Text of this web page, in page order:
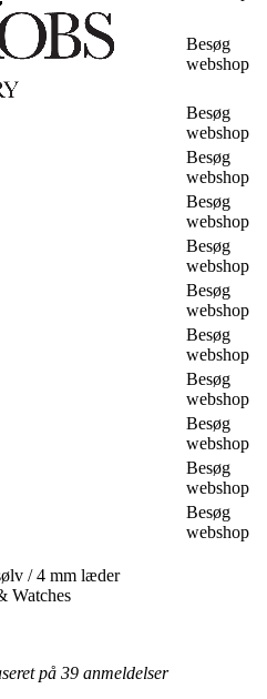
Besøg
webshop
Besøg
webshop
Besøg
webshop
Besøg
webshop
Besøg
webshop
Besøg
webshop
Besøg
webshop
Besøg
webshop
Besøg
webshop
Besøg
webshop
Besøg
webshop
/ 4 mm læder
Watches
på 39 anmeldelser